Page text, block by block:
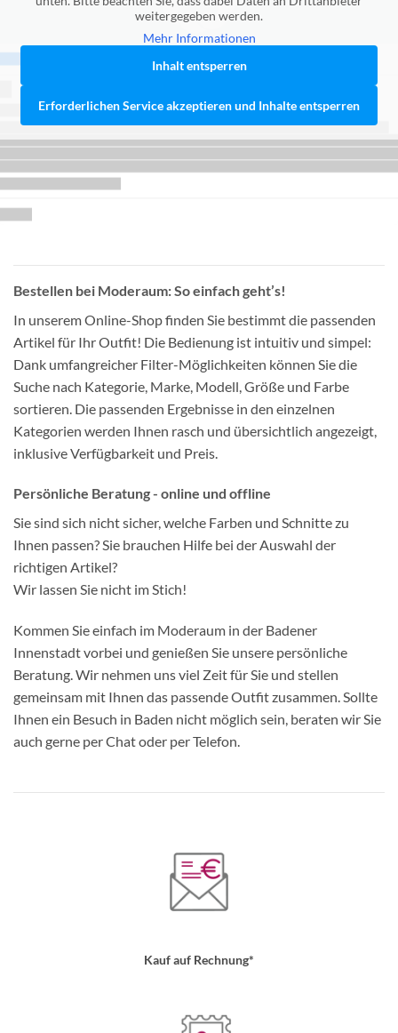
weitergegeben werden.
Mehr Informationen
Inhalt entsperren
Erforderlichen Service akzeptieren und Inhalte entsperren
Bestellen bei Moderaum: So einfach geht’s!
In unserem Online-Shop finden Sie bestimmt die passenden
Artikel für Ihr Outfit! Die Bedienung ist intuitiv und simpel:
Dank umfangreicher Filter-Möglichkeiten können Sie die
Suche nach Kategorie, Marke, Modell, Größe und Farbe
sortieren. Die passenden Ergebnisse in den einzelnen
Kategorien werden Ihnen rasch und übersichtlich angezeigt,
inklusive Verfügbarkeit und Preis.
Persönliche Beratung - online und offline
Sie sind sich nicht sicher, welche Farben und Schnitte zu
Ihnen passen? Sie brauchen Hilfe bei der Auswahl der
richtigen Artikel?
Wir lassen Sie nicht im Stich!
Kommen Sie einfach im Moderaum in der Badener
Innenstadt vorbei und genießen Sie unsere persönliche
Beratung. Wir nehmen uns viel Zeit für Sie und stellen
gemeinsam mit Ihnen das passende Outfit zusammen. Sollte
Ihnen ein Besuch in Baden nicht möglich sein, beraten wir Sie
auch gerne per Chat oder per Telefon.
Kauf auf Rechnung*